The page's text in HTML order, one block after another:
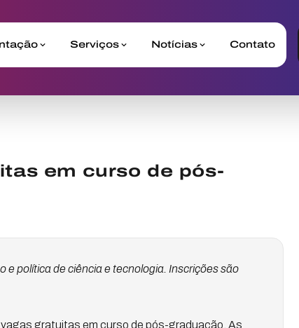
Serviços Notícias Contato
em curso de pós-
política de ciência e tecnologia. Inscrições são
gratuitas em curso de pós-graduação. As